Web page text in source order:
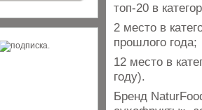
топ-20 в
2 место в
прошлого года;
12 место в
году).
Бренд